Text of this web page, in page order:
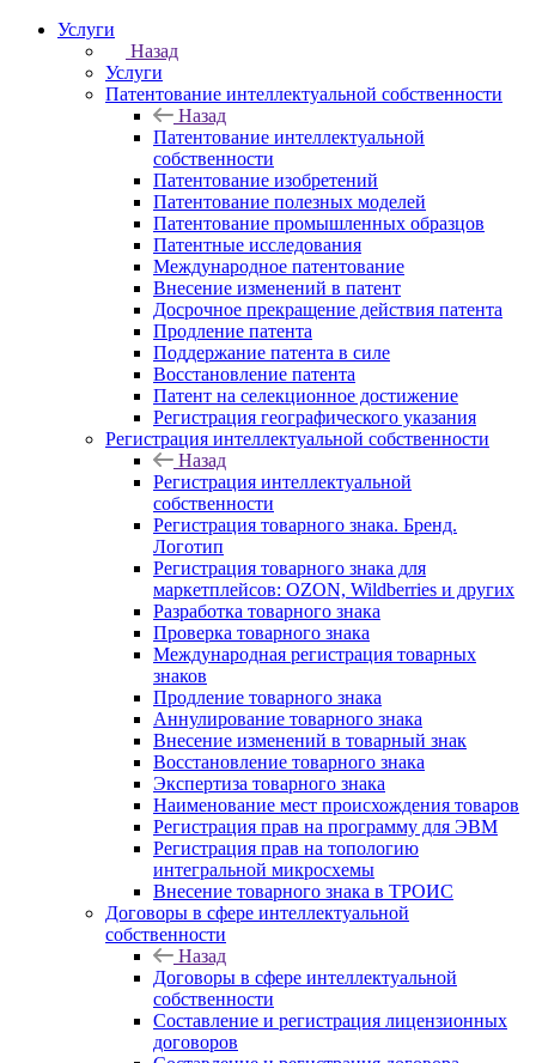
Услуги
Назад
Услуги
Патентование интеллектуальной собственности
Назад
Патентование интеллектуальной
собственности
Патентование изобретений
Патентование полезных моделей
Патентование промышленных образцов
Патентные исследования
Международное патентование
Внесение изменений в патент
Досрочное прекращение действия патента
Продление патента
Поддержание патента в силе
Восстановление патента
Патент на селекционное достижение
Регистрация географического указания
Регистрация интеллектуальной собственности
Назад
Регистрация интеллектуальной
собственности
Регистрация товарного знака. Бренд.
Логотип
Регистрация товарного знака для
маркетплейсов: OZON, Wildberries и других
Разработка товарного знака
Проверка товарного знака
Международная регистрация товарных
знаков
Продление товарного знака
Аннулирование товарного знака
Внесение изменений в товарный знак
Восстановление товарного знака
Экспертиза товарного знака
Наименование мест происхождения товаров
Регистрация прав на программу для ЭВМ
Регистрация прав на топологию
интегральной микросхемы
Внесение товарного знака в ТРОИС
Договоры в сфере интеллектуальной
собственности
Назад
Договоры в сфере интеллектуальной
собственности
Составление и регистрация лицензионных
договоров